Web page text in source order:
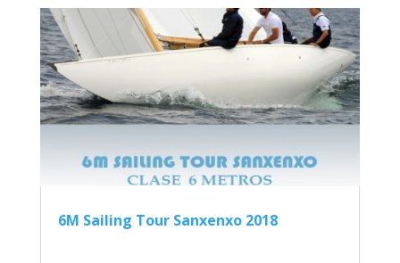
6M Sailing Tour Sanxenxo 2018